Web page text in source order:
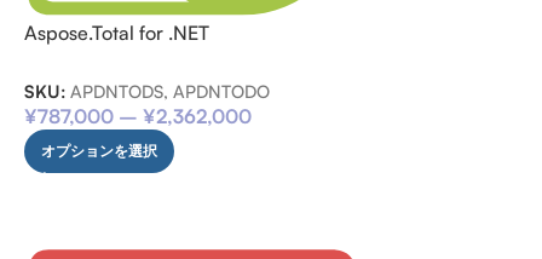
Aspose.Total for .NET
SKU: APDNTODS, APDNTODO
¥787,000 – ¥2,362,000
オプションを選択